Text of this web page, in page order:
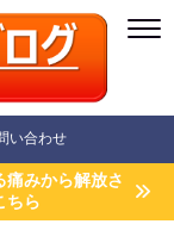
い合わせ
痛みから解放さ
ちら